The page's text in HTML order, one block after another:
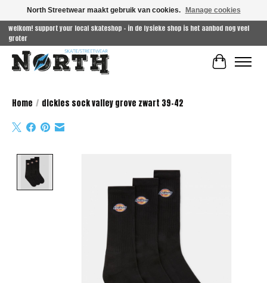
welkom! support your local skateshop - in de fysieke shop is het aanbod nog veel
groter
Home / dickies sock valley grove zwart 39-42
North Streetwear maakt gebruik van cookies. Manage cookies